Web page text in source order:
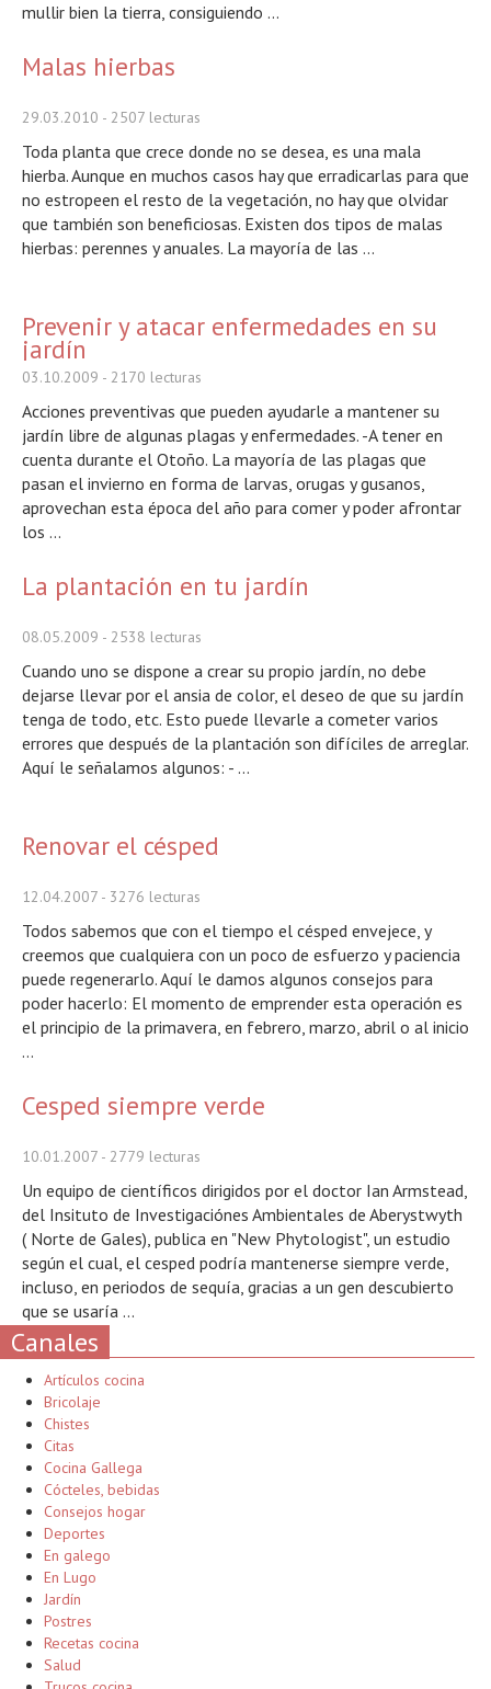
mullir bien la tierra, consiguiendo ...
Malas hierbas
29.03.2010 - 2507 lecturas
Toda planta que crece donde no se desea, es una mala
hierba. Aunque en muchos casos hay que erradicarlas para que
no estropeen el resto de la vegetación, no hay que olvidar
que también son beneficiosas. Existen dos tipos de malas
hierbas: perennes y anuales. La mayoría de las ...
Prevenir y atacar enfermedades en su
jardín
03.10.2009 - 2170 lecturas
Acciones preventivas que pueden ayudarle a mantener su
jardín libre de algunas plagas y enfermedades. -A tener en
cuenta durante el Otoño. La mayoría de las plagas que
pasan el invierno en forma de larvas, orugas y gusanos,
aprovechan esta época del año para comer y poder afrontar
los ...
La plantación en tu jardín
08.05.2009 - 2538 lecturas
Cuando uno se dispone a crear su propio jardín, no debe
dejarse llevar por el ansia de color, el deseo de que su jardín
tenga de todo, etc. Esto puede llevarle a cometer varios
errores que después de la plantación son difíciles de arreglar.
Aquí le señalamos algunos: - ...
Renovar el césped
12.04.2007 - 3276 lecturas
Todos sabemos que con el tiempo el césped envejece, y
creemos que cualquiera con un poco de esfuerzo y paciencia
puede regenerarlo. Aquí le damos algunos consejos para
poder hacerlo: El momento de emprender esta operación es
el principio de la primavera, en febrero, marzo, abril o al inicio
...
Cesped siempre verde
10.01.2007 - 2779 lecturas
Un equipo de científicos dirigidos por el doctor Ian Armstead,
del Insituto de Investigaciónes Ambientales de Aberystwyth
( Norte de Gales), publica en "New Phytologist", un estudio
según el cual, el cesped podría mantenerse siempre verde,
incluso, en periodos de sequía, gracias a un gen descubierto
que se usaría ...
Canales
Artículos cocina
Bricolaje
Chistes
Citas
Cocina Gallega
Cócteles, bebidas
Consejos hogar
Deportes
En galego
En Lugo
Jardín
Postres
Recetas cocina
Salud